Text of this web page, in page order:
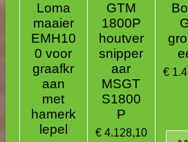
Loma
maaier
EMH10
0 voor
graafkr
aan
met
hamerk
lepel
GTM
1800P
houtver
snipper
aar
MSGT
S1800
P
€ 4.128,10
€